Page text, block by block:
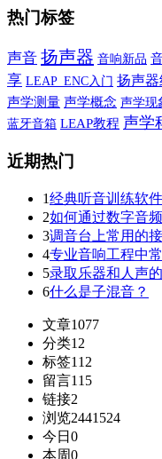
热门标签
声音 扬声器 音响新品
享 LEAP_ENC入门 扬声器
声学测量 声学概念 声学现
蓝牙音箱 LEAP教程 声学
近期热门
1经典听音训练软
2如何通过数字音
3调音台上常用的
4专业音响工程中
5录取乐器和人声
6什么是子混音？
文章1077
分类12
标签112
留言115
链接2
浏览2441524
今日 0
本周0